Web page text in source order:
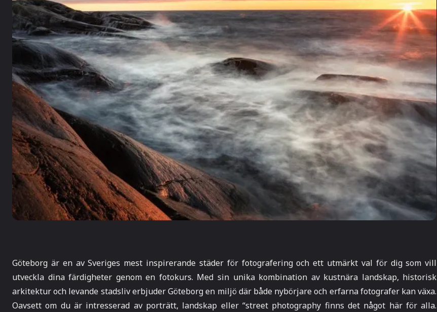
Göteborg är en av Sveriges mest inspirerande städer för fotografering och ett utmärkt val för dig som vill
utveckla dina färdigheter genom en fotokurs. Med sin unika kombination av kustnära landskap, historisk
arkitektur och levande stadsliv erbjuder Göteborg en miljö där både nybörjare och erfarna fotografer kan växa.
Oavsett om du är intresserad av porträtt, landskap eller “street photography finns det något här för alla.